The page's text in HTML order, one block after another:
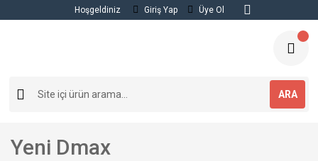
Hoşgeldiniz Giriş Yap Üye Ol
ARA
Yeni Dmax